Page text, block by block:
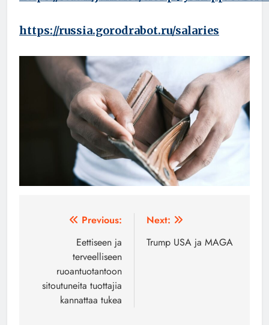
https://russia.gorodrabot.ru/salaries
Artikkelien
Previous:
Eettiseen ja
terveelliseen
ruoantuotantoon
sitoutuneita tuottajia
kannattaa tukea
Next:
Trump USA ja MAGA